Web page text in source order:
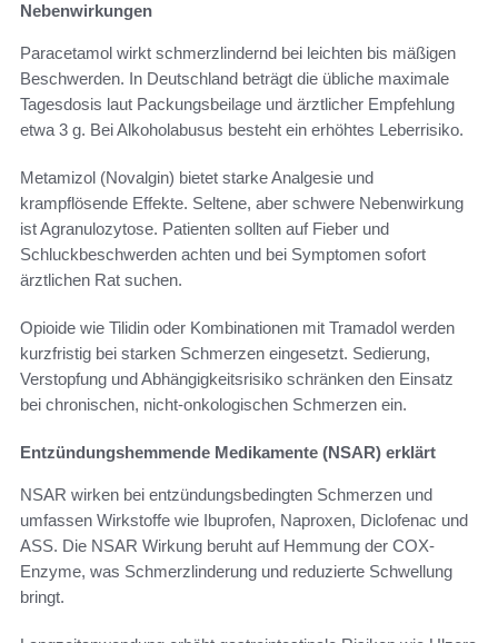
Nebenwirkungen
Paracetamol wirkt schmerzlindernd bei leichten bis mäßigen
Beschwerden. In Deutschland beträgt die übliche maximale
Tagesdosis laut Packungsbeilage und ärztlicher Empfehlung
etwa 3 g. Bei Alkoholabusus besteht ein erhöhtes Leberrisiko.
Metamizol (Novalgin) bietet starke Analgesie und
krampflösende Effekte. Seltene, aber schwere Nebenwirkung
ist Agranulozytose. Patienten sollten auf Fieber und
Schluckbeschwerden achten und bei Symptomen sofort
ärztlichen Rat suchen.
Opioide wie Tilidin oder Kombinationen mit Tramadol werden
kurzfristig bei starken Schmerzen eingesetzt. Sedierung,
Verstopfung und Abhängigkeitsrisiko schränken den Einsatz
bei chronischen, nicht-onkologischen Schmerzen ein.
Entzündungshemmende Medikamente (NSAR) erklärt
NSAR wirken bei entzündungsbedingten Schmerzen und
umfassen Wirkstoffe wie Ibuprofen, Naproxen, Diclofenac und
ASS. Die NSAR Wirkung beruht auf Hemmung der COX-
Enzyme, was Schmerzlinderung und reduzierte Schwellung
bringt.